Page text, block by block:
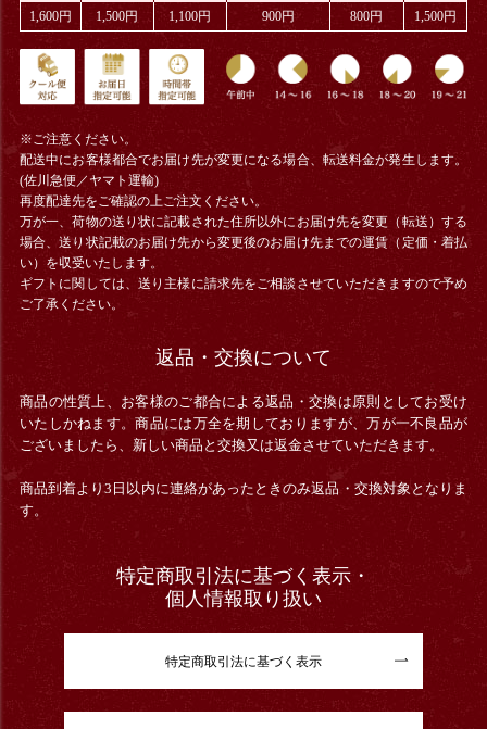
1,600円 1,500円 1,100円 900円 800円 1,500円
※ご注意ください。
配送中にお客様都合でお届け先が変更になる場合、 転送料金が発生します。
(佐川急便／ヤマト運輸)
再度配達先をご確認の上ご注文ください。
万が一、荷物の送り状に記載された住所以外にお届け先を変更（転送）する
場合、送り状記載のお届け先から変更後のお届け先までの運賃（定価・着払
い）を収受いたします。
ギフトに関しては、送り主様に請求先をご相談させていただきますので予め
ご了承ください。
返品・交換について
商品の性質上、お客様のご都合による返品・交換は原則としてお受け
いたしかねます。商品には万全を期しておりますが、万が一不良品が
ございましたら、新しい商品と交換又は返金させていただきます。
商品到着より3日以内に連絡があったときのみ返品・交換対象となりま
す。
特定商取引法に基づく表示・
個人情報取り扱い
特定商取引法に基づく表示